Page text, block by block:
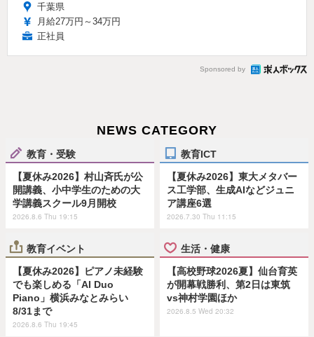
千葉県
月給27万円～34万円
正社員
Sponsored by
NEWS CATEGORY
教育・受験
【夏休み2026】村山斉氏が公
開講義、小中学生のための大
学講義スクール9月開校
2026.8.6 Thu 19:15
教育ICT
【夏休み2026】東大メタバー
ス工学部、生成AIなどジュニ
ア講座6選
2026.7.30 Thu 11:15
教育イベント
【夏休み2026】ピアノ未経験
でも楽しめる「AI Duo
Piano」横浜みなとみらい
8/31まで
2026.8.6 Thu 19:45
生活・健康
【高校野球2026夏】仙台育英
が開幕戦勝利、第2日は東筑
vs神村学園ほか
2026.8.5 Wed 20:32